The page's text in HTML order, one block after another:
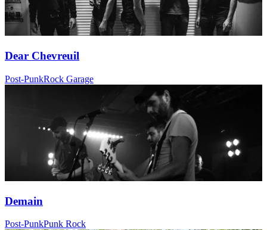
Dear Chevreuil
Post-PunkRock Garage
Demain
Post-PunkPunk Rock